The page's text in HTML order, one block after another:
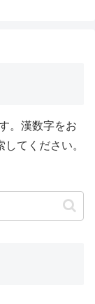
。漢数字をお
てください。